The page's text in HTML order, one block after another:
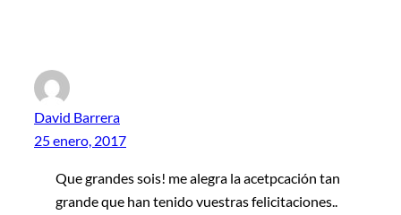
David Barrera
25 enero, 2017
Que grandes sois! me alegra la acetpcación tan
grande que han tenido vuestras felicitaciones..